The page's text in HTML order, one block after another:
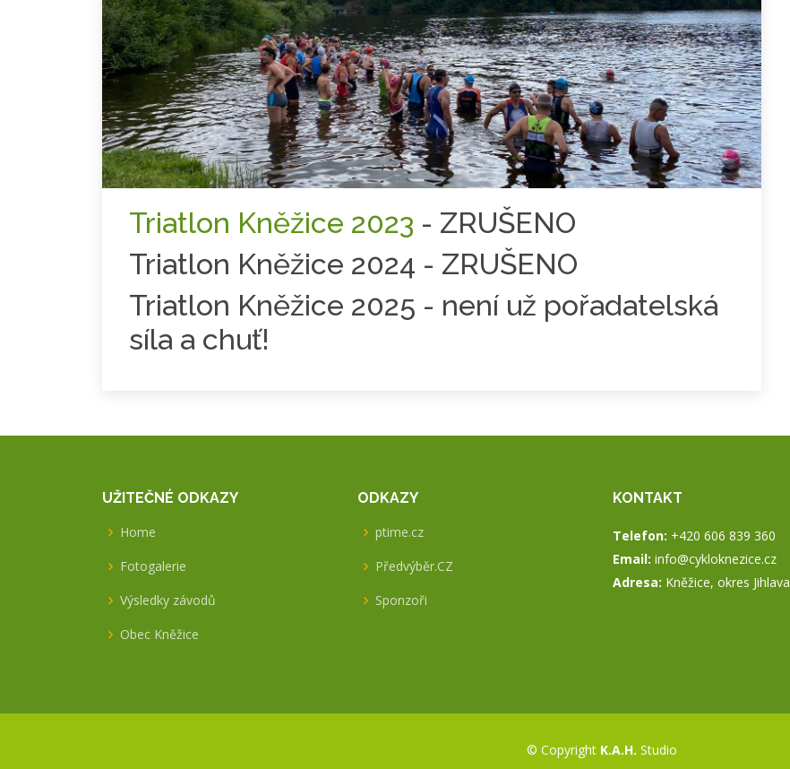
Triatlon Kněžice 2023 - ZRUŠENO
Triatlon Kněžice 2024 - ZRUŠENO
Triatlon Kněžice 2025 - není už pořadatelská
síla a chuť!
UŽITEČNÉ ODKAZY
Home
Fotogalerie
Výsledky závodů
Obec Kněžice
ODKAZY
ptime.cz
Předvýběr.CZ
Sponzoři
KONTAKT
Telefon: +420 606 839 360
Email: info@cykloknezice.cz
Adresa: Kněžice, okres Jihlava
© Copyright K.A.H. Studio